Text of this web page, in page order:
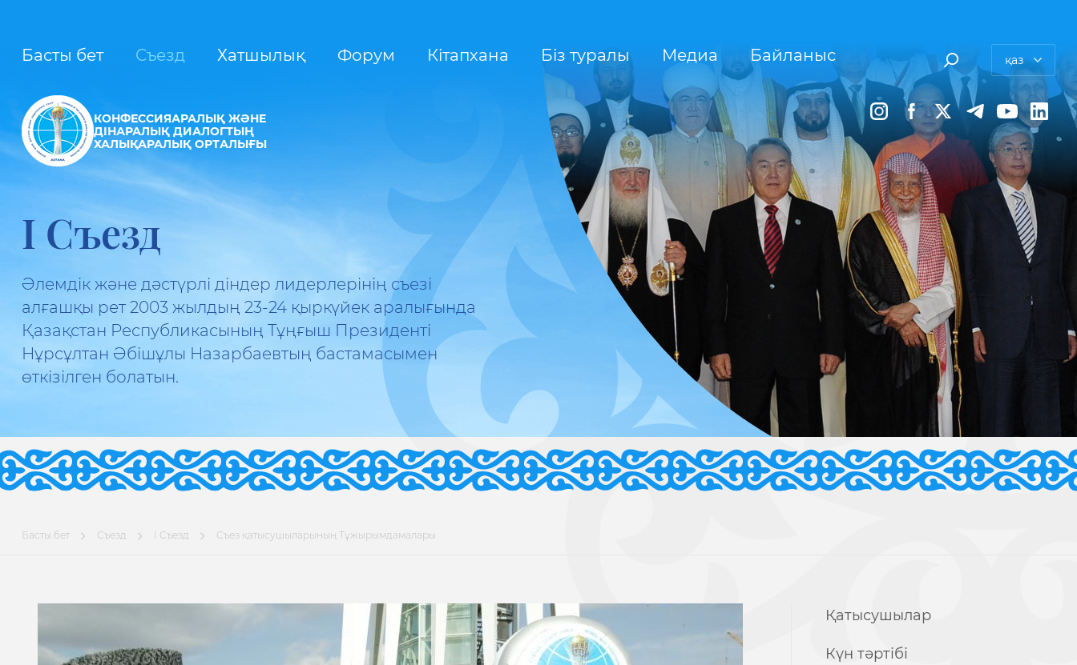
Басты бет Съезд Хатшылық Форум Кітапхана Біз туралы Медиа Байланыс қаз
КОНФЕССИЯАРАЛЫҚ ЖӘНЕ
ДІНАРАЛЫҚ ДИАЛОГТЫҢ
ХАЛЫҚАРАЛЫҚ ОРТАЛЫҒЫ
I Съезд
Әлемдік және дәстүрлі діндер лидерлерінің съезі
алғашқы рет 2003 жылдың 23-24 қыркүйек аралығында
Қазақстан Республикасының Тұңғыш Президенті
Нұрсұлтан Әбішұлы Назарбаевтың бастамасымен
өткізілген болатын.
Басты бет Съезд I Съезд Съез қатысушыларының Тұжырымдамалары
Қатысушылар
Күн тәртібі